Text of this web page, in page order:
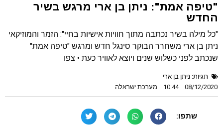
"טיפה אמת": ניתן בן ארי מרגש בשיר
החדש
"כל מילה בשיר נכתבה מתוך חוויות אישיות בחיי": הזמר והמוזיקאי
ניתן בן ארי משחרר הבוקר סינגל חדש ומרגש "טיפה אמת"
שנכתב לפני כשלוש שנים ויוצא לאוויר כעת • צפו
תגיות: ניתן בן ארי
08/12/2020
10:44 מערכת ישראלה
שתפו: